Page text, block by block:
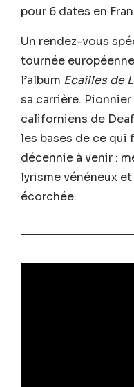
pour 6 dates en
Un rendez-vous
tournée
l’album Ecailles de
sa carrière.
californiens de
les bases de ce qui
décennie à venir :
lyrisme vénéneux
écorchée.